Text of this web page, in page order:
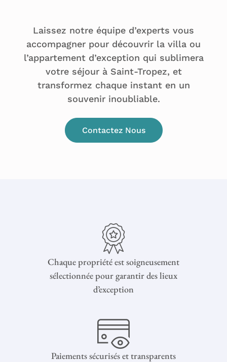
Laissez notre équipe d’experts vous
accompagner pour découvrir la villa ou
l’appartement d’exception qui sublimera
votre séjour à Saint-Tropez, et
transformez chaque instant en un
souvenir inoubliable.
Contactez Nous
Chaque propriété est soigneusement
sélectionnée pour garantir des lieux
d’exception
Paiements sécurisés et transparents